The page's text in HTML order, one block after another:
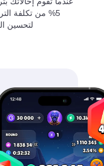
5% من تكلفة
لتحسين